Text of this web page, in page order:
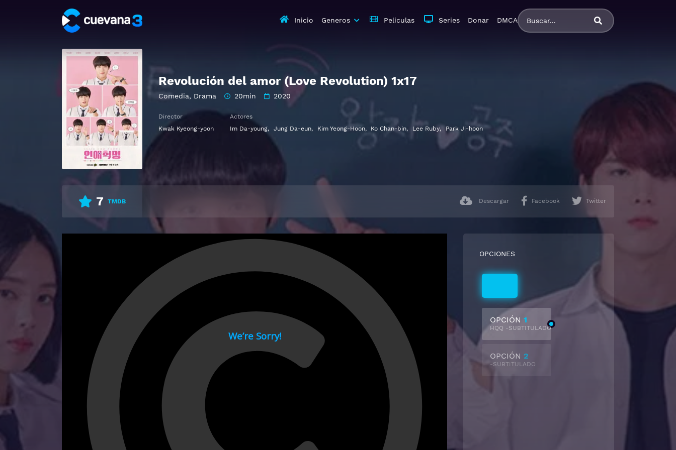
Inicio Generos Peliculas Series Donar DMCA
Revolución del amor (Love Revolution) 1x17
Comedia, Drama 20min 2020
Director
Kwak Kyeong-yoon
Actores
Im Da-young, Jung Da-eun, Kim Yeong-Hoon, Ko Chan-bin, Lee Ruby, Park Ji-hoon
7 TMDB Descargar Facebook Twitter
OPCIONES
OPCIÓN 1
HQQ -SUBTITULADO
OPCIÓN 2
-SUBTITULADO